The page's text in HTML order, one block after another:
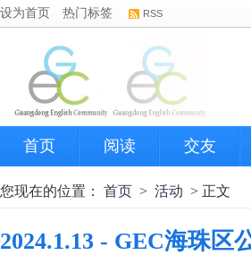
设为首页 热门标签 RSS
首页 阅读 交友
您现在的位置： 首页 > 活动 > 正文
2024.1.13 - GEC海珠区